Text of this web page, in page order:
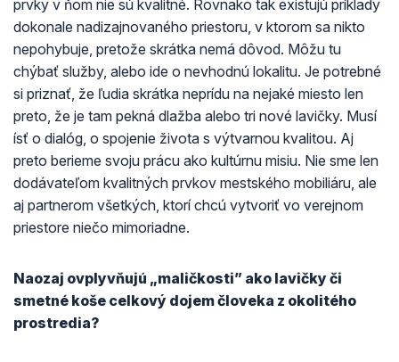
prvky v ňom nie sú kvalitné. Rovnako tak existujú príklady
dokonale nadizajnovaného priestoru, v ktorom sa nikto
nepohybuje, pretože skrátka nemá dôvod. Môžu tu
chýbať služby, alebo ide o nevhodnú lokalitu. Je potrebné
si priznať, že ľudia skrátka neprídu na nejaké miesto len
preto, že je tam pekná dlažba alebo tri nové lavičky. Musí
ísť o dialóg, o spojenie života s výtvarnou kvalitou. Aj
preto berieme svoju prácu ako kultúrnu misiu. Nie sme len
dodávateľom kvalitných prvkov mestského mobiliáru, ale
aj partnerom všetkých, ktorí chcú vytvoriť vo verejnom
priestore niečo mimoriadne.
Naozaj ovplyvňujú „maličkosti” ako lavičky či
smetné koše celkový dojem človeka z okolitého
prostredia?